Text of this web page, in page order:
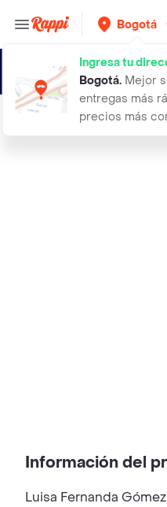
Bogotá
Ingresa tu
Bogotá. Mejor
entregas más
precios más
no todo ser humano
Información del
Luisa Fernanda